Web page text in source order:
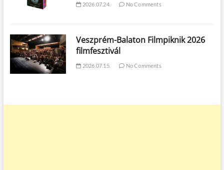
2026.07.24. No Comments
Veszprém-Balaton Filmpiknik 2026
filmfesztivál
2026.07.15. No Comments